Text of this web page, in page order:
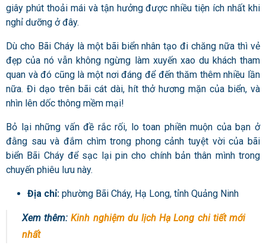
giây phút thoải mái và tận hưởng được nhiều tiện ích nhất khi
nghỉ dưỡng ở đây.
Dù cho Bãi Cháy là một bãi biển nhân tạo đi chăng nữa thì vẻ
đẹp của nó vẫn không ngừng làm xuyến xao du khách tham
quan và đó cũng là một nơi đáng để đến thăm thêm nhiều lần
nữa. Đi dạo trên bãi cát dài, hít thở hương mặn của biển, và
nhìn lên dốc thông mềm mại!
Bỏ lại những vấn đề rắc rối, lo toan phiền muộn của bạn ở
đằng sau và đắm chìm trong phong cảnh tuyệt vời của bãi
biển Bãi Cháy để sạc lại pin cho chính bản thân mình trong
chuyến phiêu lưu này.
Địa chỉ: phường Bãi Cháy, Hạ Long, tỉnh Quảng Ninh
Xem thêm:Kinh nghiệm du lịch Hạ Long chi tiết mới
nhất